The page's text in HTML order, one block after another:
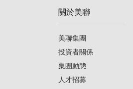
美聯信心指數 較
關於美聯
美聯集團
投資者關係
集團動態
人才招募